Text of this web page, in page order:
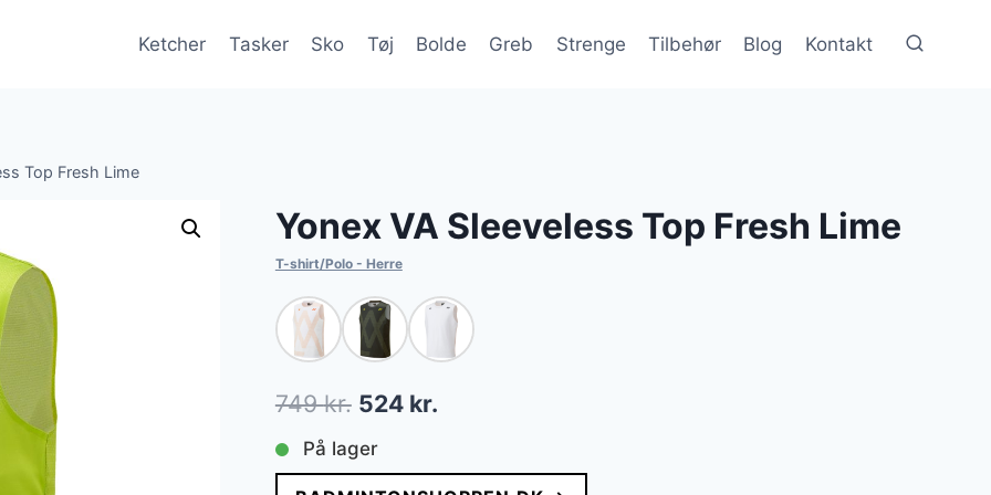
Ketcher Tasker Sko Tøj Bolde Greb Strenge Tilbehør Blog Kontakt
Top Fresh Lime
Yonex VA Sleeveless Top Fresh Lime
T-shirt/Polo - Herre
749kr. Den
oprindelige
pris
524 kr.Den
pris
På lager